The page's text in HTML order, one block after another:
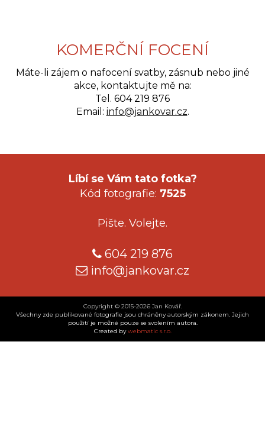
KOMERČNÍ FOCENÍ
Máte-li zájem o nafocení svatby, zásnub nebo jiné
akce, kontaktujte mě na:
Tel. 604 219 876
Email: info@jankovar.cz.
Líbí se Vám tato fotka?
Kód fotografie: 7525
Pište. Volejte.
604 219 876
info@jankovar.cz
Copyright © 2015-2026 Jan Kovář.
Všechny zde publikované fotografie jsou chráněny autorským zákonem. Jejich
použití je možné pouze se svolením autora.
Created bywebmatic s.r.o.